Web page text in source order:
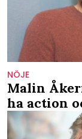
NÖJE
Malin
ha action